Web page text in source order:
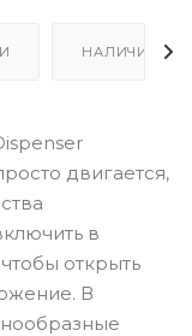
НАЛИЧИЕ
двигается,
в
открыть
В